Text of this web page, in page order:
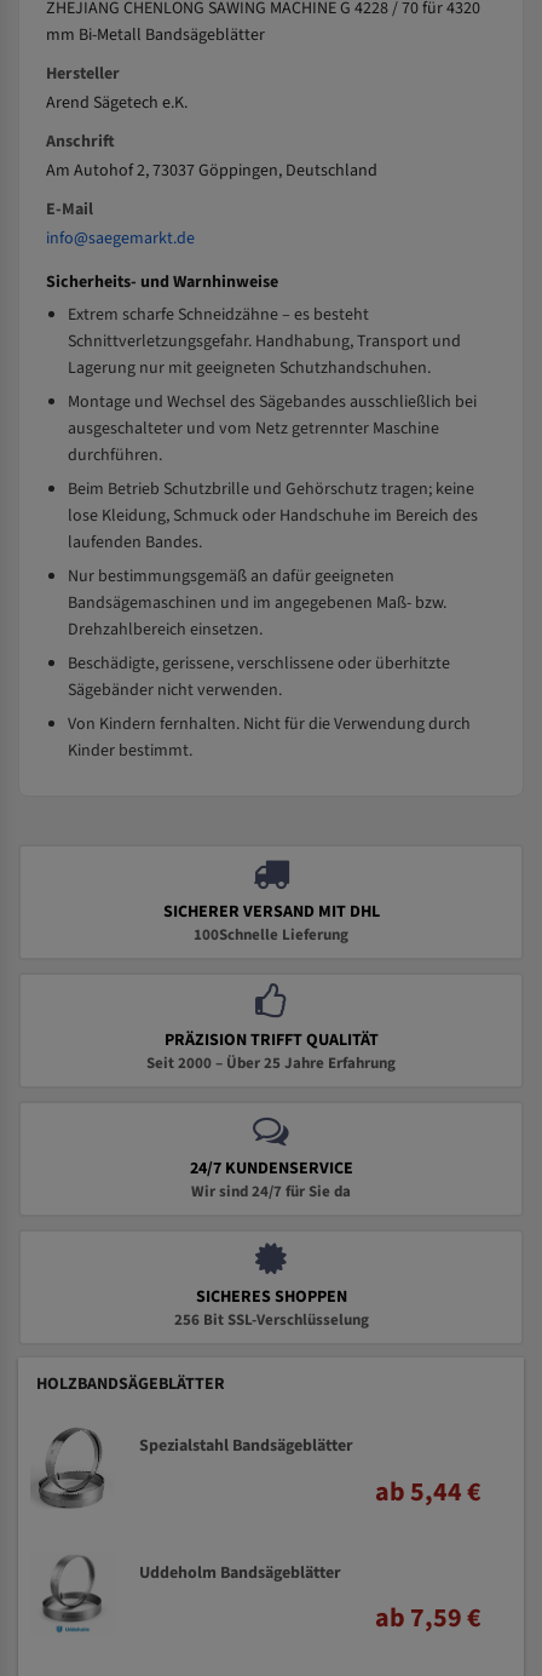
ZHEJIANG CHENLONG SAWING MACHINE G 4228 / 70 für 4320
mm Bi-Metall Bandsägeblätter
Hersteller
Arend Sägetech e.K.
Anschrift
Am Autohof 2, 73037 Göppingen, Deutschland
E-Mail
info@saegemarkt.de
Sicherheits- und Warnhinweise
Extrem scharfe Schneidzähne – es besteht
Schnittverletzungsgefahr. Handhabung, Transport und
Lagerung nur mit geeigneten Schutzhandschuhen.
Montage und Wechsel des Sägebandes ausschließlich bei
ausgeschalteter und vom Netz getrennter Maschine
durchführen.
Beim Betrieb Schutzbrille und Gehörschutz tragen; keine
lose Kleidung, Schmuck oder Handschuhe im Bereich des
laufenden Bandes.
Nur bestimmungsgemäß an dafür geeigneten
Bandsägemaschinen und im angegebenen Maß- bzw.
Drehzahlbereich einsetzen.
Beschädigte, gerissene, verschlissene oder überhitzte
Sägebänder nicht verwenden.
Von Kindern fernhalten. Nicht für die Verwendung durch
Kinder bestimmt.
SICHERER VERSAND MIT DHL
100Schnelle Lieferung
PRÄZISION TRIFFT QUALITÄT
Seit 2000 – Über 25 Jahre Erfahrung
24/7 KUNDENSERVICE
Wir sind 24/7 für Sie da
SICHERES SHOPPEN
256 Bit SSL-Verschlüsselung
HOLZBANDSÄGEBLÄTTER
Spezialstahl Bandsägeblätter
ab 5,44 €
Uddeholm Bandsägeblätter
ab 7,59 €